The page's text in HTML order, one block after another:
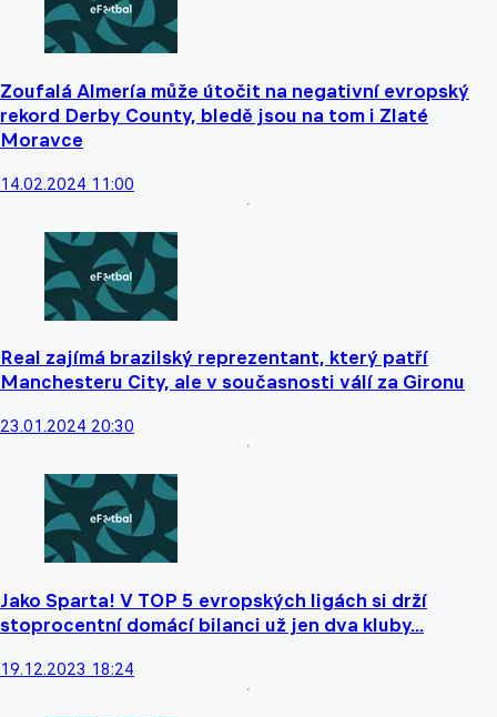
Zoufalá Almería může útočit na negativní evropský
rekord Derby County, bledě jsou na tom i Zlaté
Moravce
14.02.2024 11:00
Real zajímá brazilský reprezentant, který patří
Manchesteru City, ale v současnosti válí za Gironu
23.01.2024 20:30
Jako Sparta! V TOP 5 evropských ligách si drží
stoprocentní domácí bilanci už jen dva kluby...
19.12.2023 18:24